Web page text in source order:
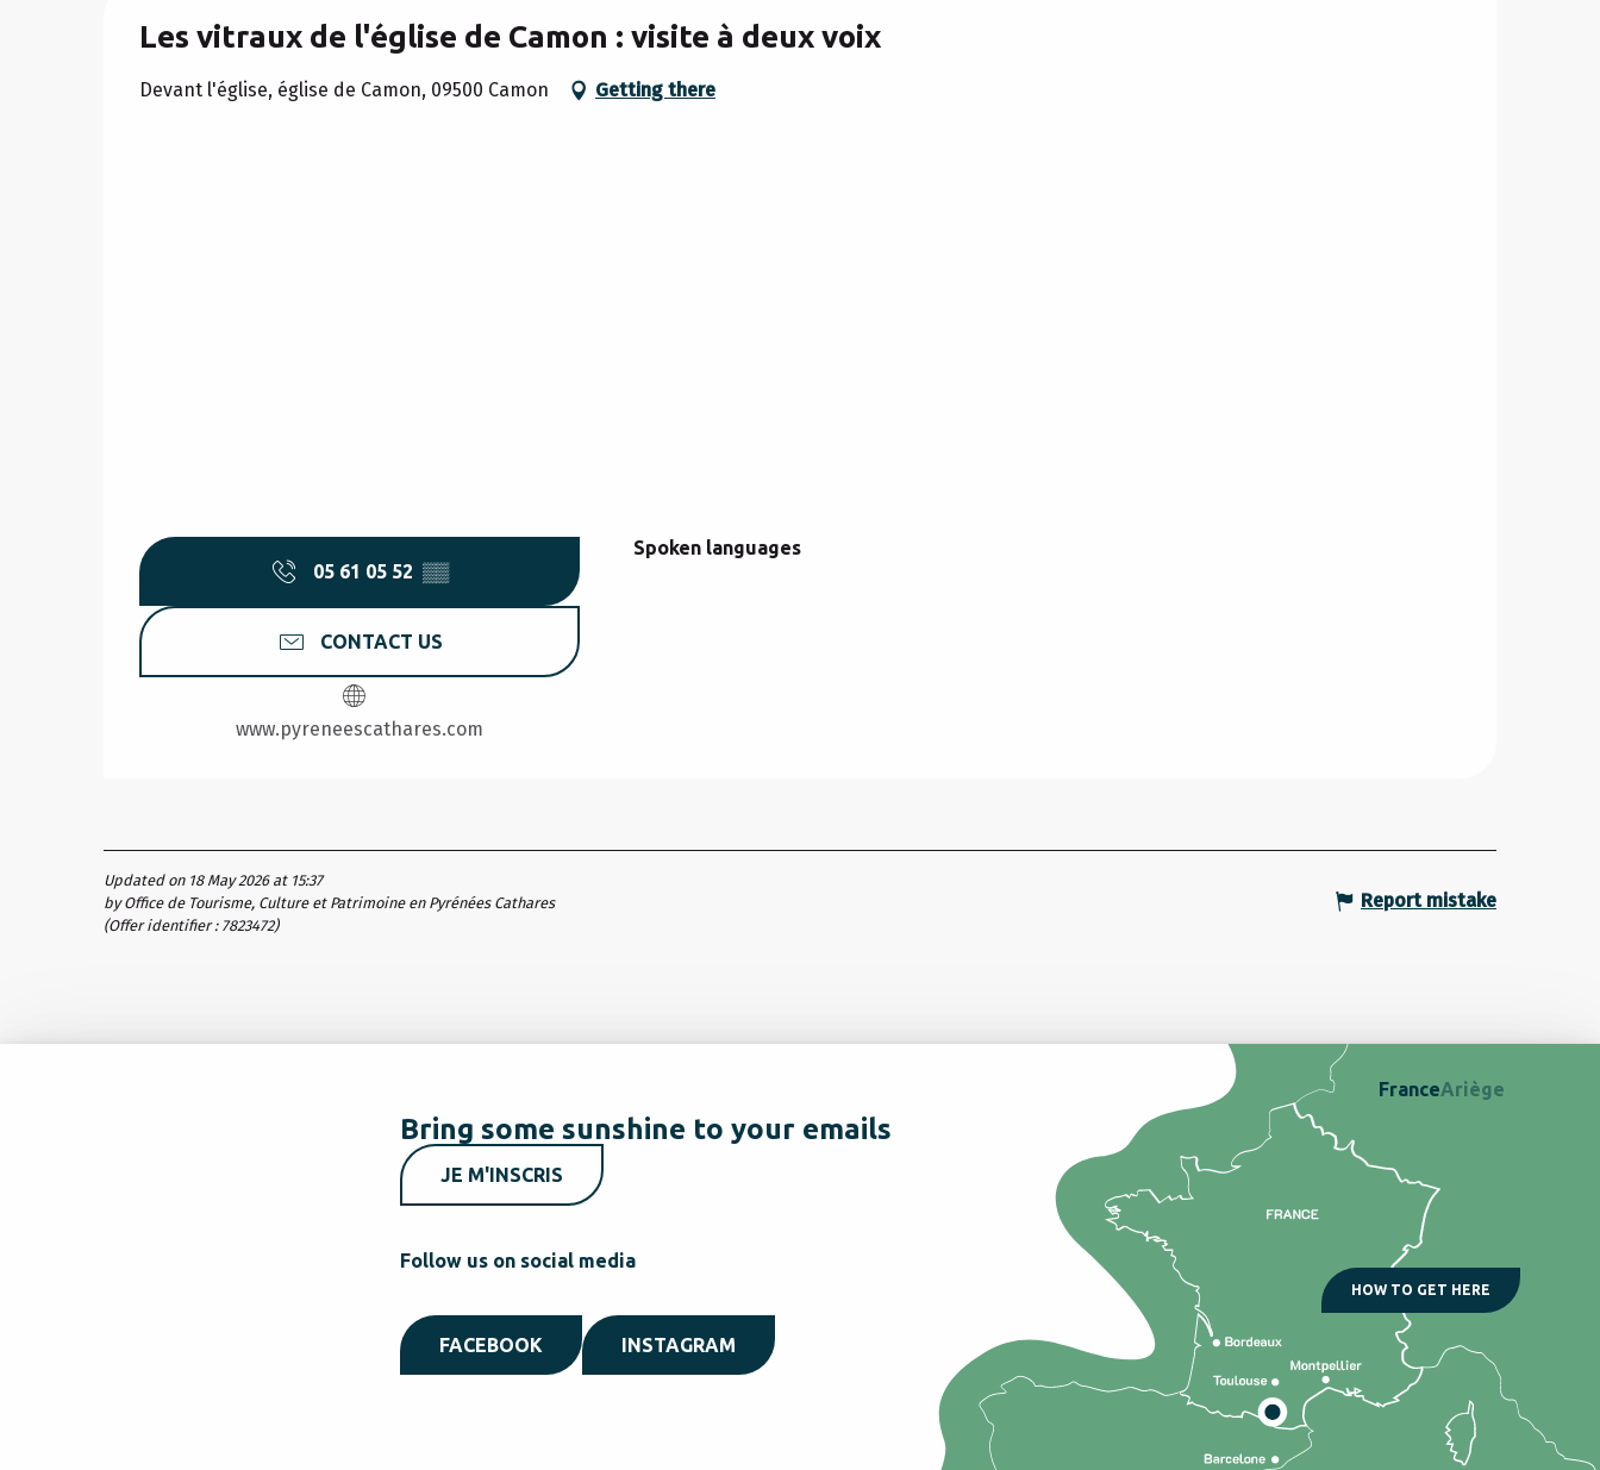
Les vitraux de l'église de Camon : visite à deux voix
Devant l'église, église de Camon, 09500 Camon Getting there
05 61 05 52 ▒▒
CONTACT US
www.pyreneescathares.com
Spoken languages
Spoken languages
Updated on 18 May 2026 at 15:37
by Office de Tourisme, Culture et Patrimoine en Pyrénées Cathares
(Offer identifier : 7823472)
Report mistake
Bring some sunshine to your emails
JE M'INSCRIS
Follow us on social media
FACEBOOK INSTAGRAM
HOW TO GET HERE
FranceAriège